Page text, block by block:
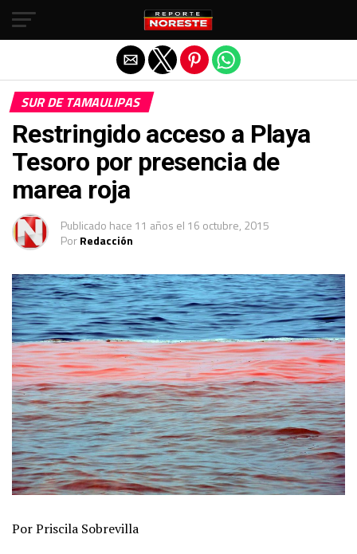
SUR DE TAMAULIPAS
Restringido acceso a Playa
Tesoro por presencia de
marea roja
Publicado hace 11 años el 16 octubre, 2015
PorRedacción
Por Priscila Sobrevilla
Salir de la versión móvil